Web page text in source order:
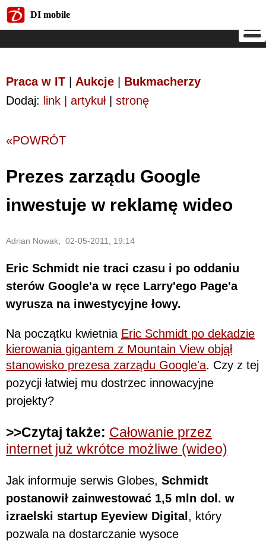
DI mobile
Praca w IT Aukcje
Bukmacherzy
Dodaj: link | artykuł| stronę
«POWRÓT
Prezes zarządu Google
inwestuje w reklamę wideo
Adrian Nowak, 02-05-2011, 19:14
Eric Schmidt nie traci czasu i po oddaniu
sterów Google'a w ręce Larry'ego Page'a
wyrusza na inwestycyjne łowy.
Na początku kwietnia Eric Schmidt po dekadzie
kierowania gigantem z Mountain View objął
stanowisko prezesa zarządu Google'a. Czy z tej
pozycji łatwiej mu dostrzec innowacyjne
projekty?
>>Czytaj także: Całowanie przez
internet już wkrótce możliwe (wideo)
Jak informuje serwis Globes, Schmidt
postanowił zainwestować 1,5 mln dol. w
izraelski startup Eyeview Digital, który
pozwala na dostarczanie wysoce
DI mobile